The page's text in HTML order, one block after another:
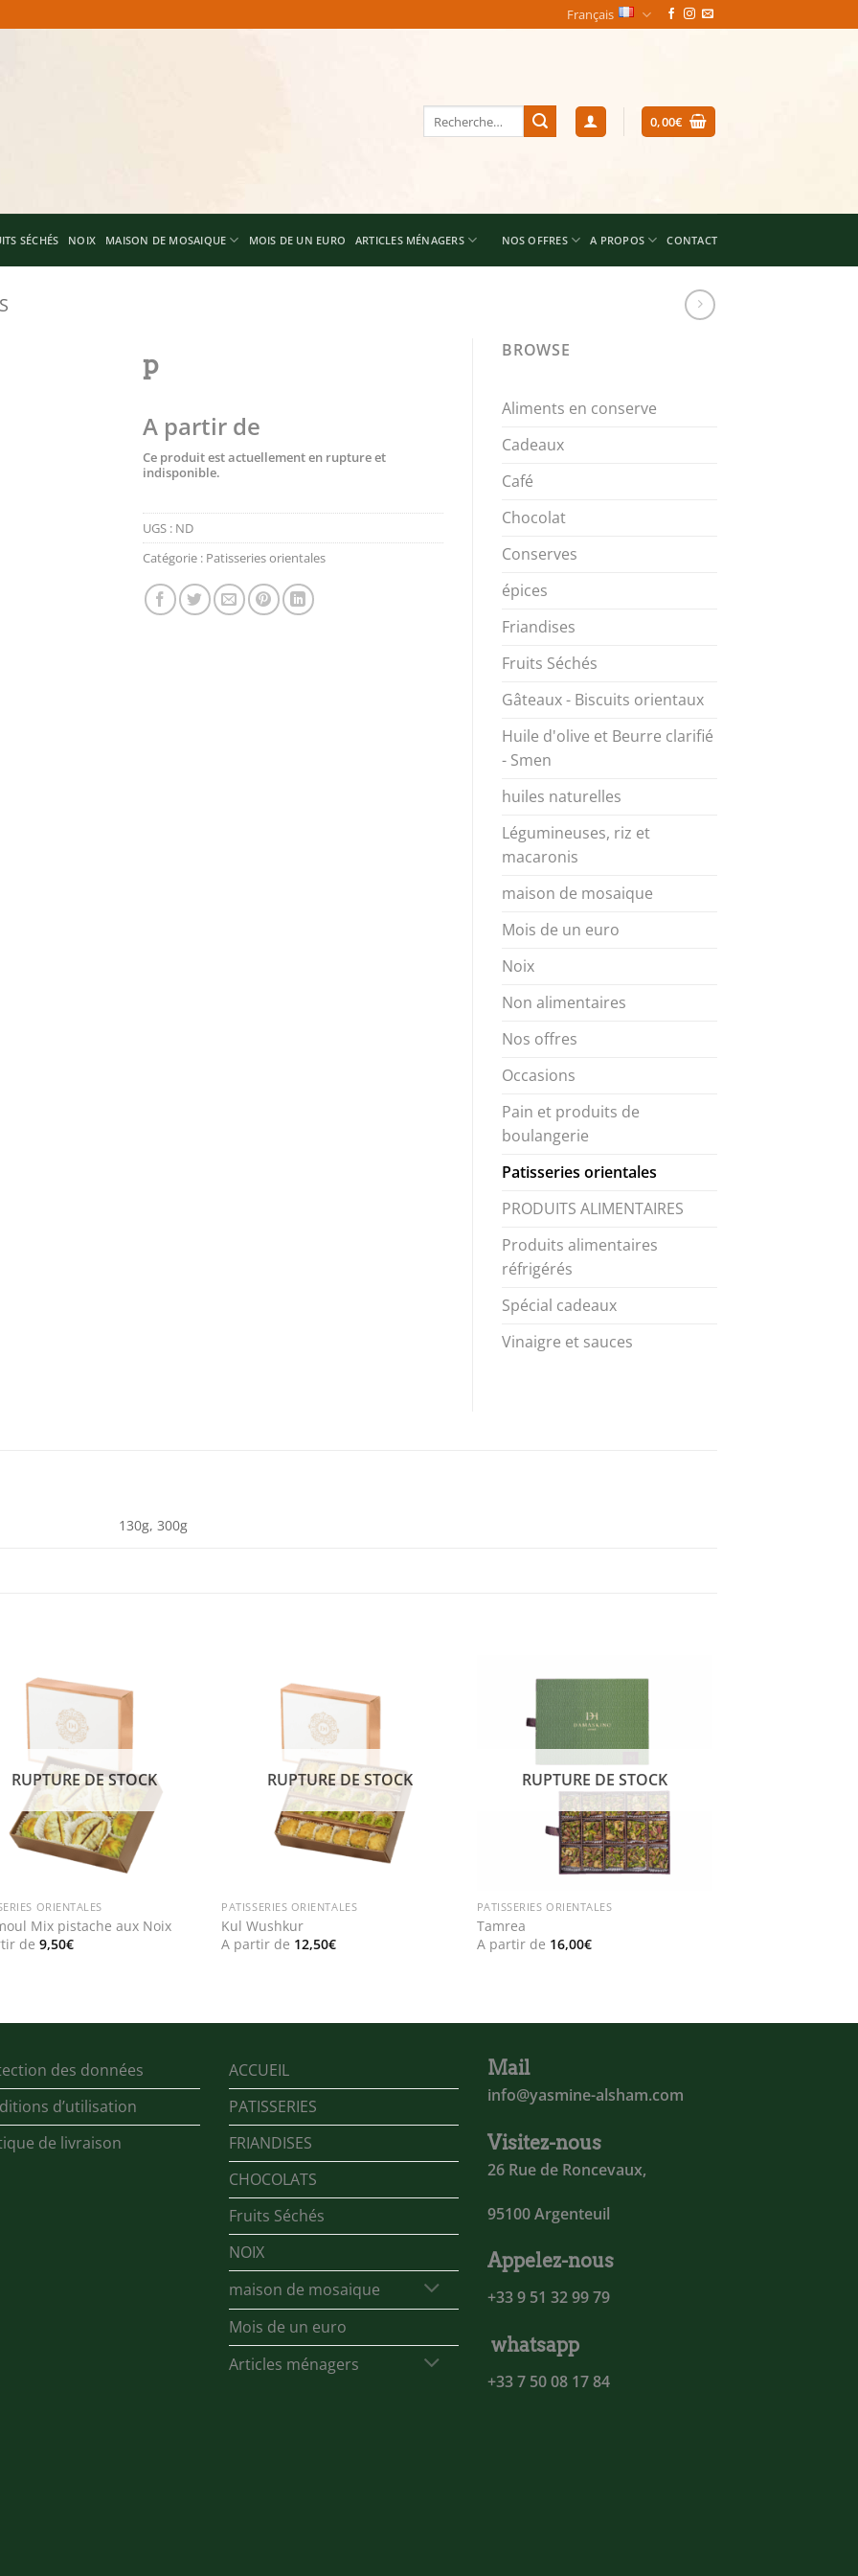
Français
Recherche
pour :
0,00€
SÉCHÉS NOIX MAISON DE MOSAIQUE MOIS DE UN EURO ARTICLES MÉNAGERS NOS OFFRES A PROPOS CONTACT
p
A partir de
Ce produit est actuellement en rupture et
indisponible.
UGS : ND
Catégorie : Patisseries orientales
BROWSE
Aliments en conserve
Cadeaux
Café
Chocolat
Conserves
épices
Friandises
Fruits Séchés
Gâteaux - Biscuits orientaux
Huile d'olive et Beurre clarifié
- Smen
huiles naturelles
Légumineuses, riz et
macaronis
maison de mosaique
Mois de un euro
Noix
Non alimentaires
Nos offres
Occasions
Pain et produits de
boulangerie
Patisseries orientales
PRODUITS ALIMENTAIRES
Produits alimentaires
réfrigérés
Spécial cadeaux
Vinaigre et sauces
130g, 300g
RUPTURE DE STOCK
ORIENTALES
Mix pistache aux Noix
de9,50€
RUPTURE DE STOCK
PATISSERIES ORIENTALES
Kul Wushkur
A partir de 12,50€
RUPTURE DE STOCK
PATISSERIES ORIENTALES
Tamrea
A partir de 16,00€
des données
d’utilisation
de livraison
ACCUEIL
PATISSERIES
FRIANDISES
CHOCOLATS
Fruits Séchés
NOIX
maison de mosaique
Mois de un euro
Articles ménagers
Mail
info@yasmine-alsham.com
Visitez-nous
26 Rue de Roncevaux,
95100 Argenteuil
Appelez-nous
+33 9 51 32 99 79
whatsapp
+33 7 50 08 17 84